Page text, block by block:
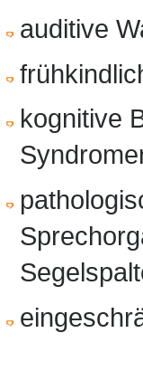
auditive
kognitive